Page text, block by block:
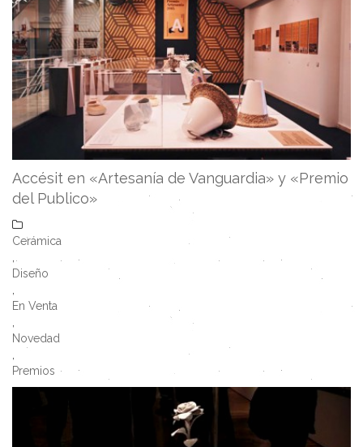
Accésit en «Artesanía de Vanguardia» y «Premio
del Publico»
Cerámica
Diseño
En Venta
Novedad
Premios